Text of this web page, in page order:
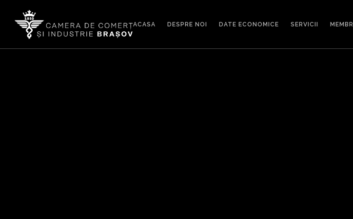
ACASA DESPRE NOI DATE ECONOMICE SERVICII MEMBRI